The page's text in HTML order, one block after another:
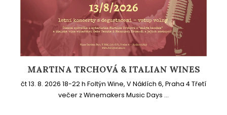
MARTINA TRCHOVÁ & ITALIAN WINES
čt 13. 8. 2026 18-22 h Foltýn Wine, V Náklích 6, Praha 4 Třetí
večer z Winemakers Music Days ...